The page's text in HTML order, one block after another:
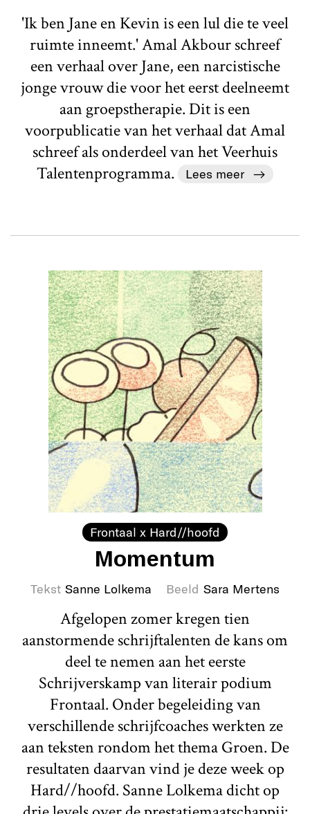
'Ik ben Jane en Kevin is een lul die te veel
ruimte inneemt.' Amal Akbour schreef
een verhaal over Jane, een narcistische
jonge vrouw die voor het eerst deelneemt
aan groepstherapie. Dit is een
voorpublicatie van het verhaal dat Amal
schreef als onderdeel van het Veerhuis
Talentenprogramma.
Lees meer
Frontaal x Hard//hoofd
Momentum
Tekst Sanne Lolkema Beeld Sara Mertens
Afgelopen zomer kregen tien
aanstormende schrijftalenten de kans om
deel te nemen aan het eerste
Schrijverskamp van literair podium
Frontaal. Onder begeleiding van
verschillende schrijfcoaches werkten ze
aan teksten rondom het thema Groen. De
resultaten daarvan vind je deze week op
Hard//hoofd. Sanne Lolkema dicht op